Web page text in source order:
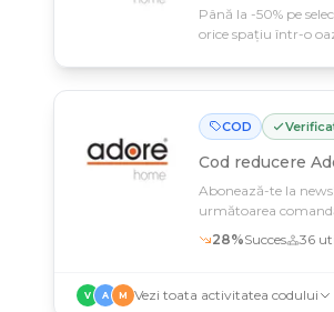
Până la -50% pe
orice spațiu într-o
COD
Cod reducere
Abonează-te la
următoarea
28%Succes 36
V A M Vezi toata activitatea codului